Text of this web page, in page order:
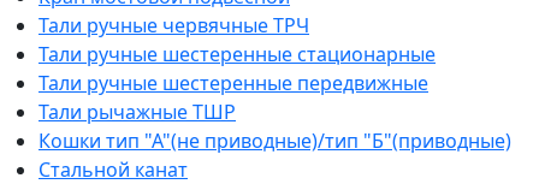
Тали ручные червячные ТРЧ
Тали ручные шестеренные стационарные
Тали ручные шестеренные передвижные
Тали рычажные ТШР
Кошки тип "А"(не приводные)/тип "Б"(приводные)
Стальной канат